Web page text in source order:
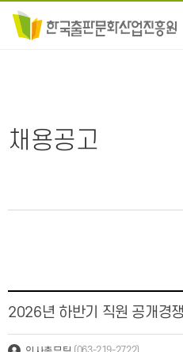
채용공고
2026년 하반기 직원 공개경